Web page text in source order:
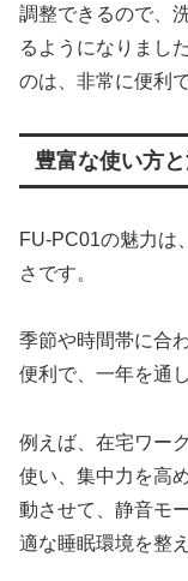
調整できるので、
るようになりまし
のは、非常に便利で
豊富な使い方
FU-PC01の魅力は
さです。
季節や時間帯に合
便利で、一年を通
例えば、在宅ワー
使い、集中力を高
動させて、静音モ
適な睡眠環境を整